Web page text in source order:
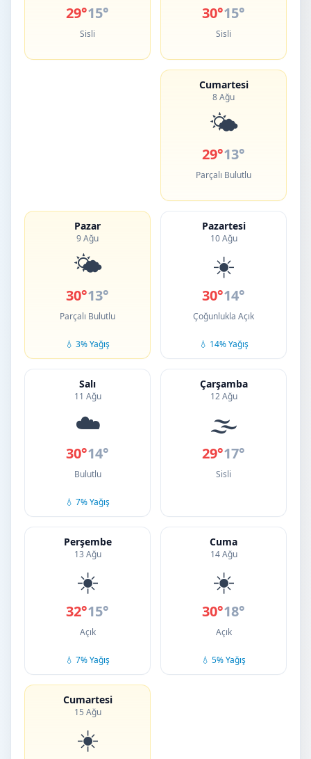
29°15°
Sisli
30°15°
Sisli
Cumartesi
8 Ağu
🌤️
29°13°
Parçalı Bulutlu
Pazar
9 Ağu
🌤️
30°13°
Parçalı Bulutlu
💧 3% Yağış
Pazartesi
10 Ağu
☀️
30°14°
Çoğunlukla Açık
💧 14% Yağış
Salı
11 Ağu
☁️
30°14°
Bulutlu
💧 7% Yağış
Çarşamba
12 Ağu
🌫️
29°17°
Sisli
Perşembe
13 Ağu
☀️
32°15°
Açık
💧 7% Yağış
Cuma
14 Ağu
☀️
30°18°
Açık
💧 5% Yağış
Cumartesi
15 Ağu
☀️